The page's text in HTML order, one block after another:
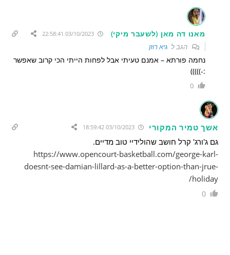
מאנו דה מאן (לשעבר מיקי) 03/10/2023 22:58:41
הגב ל גיא רוזן
נחמה פורתא – אמנם טעיתי אבל לפחות הייתי הכי קרוב שאפשר
:-)))))
0
אשך טמיר המקורי
גם ג'ורג' קרל חושב שהולידיי טוב מדיים.
https://www.opencourt-basketball.com/george-karl-
doesnt-see-damian-lillard-as-a-better-option-than-jrue-
holiday/
0